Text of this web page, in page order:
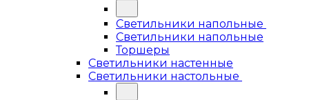
Светильники напольные
Светильники напольные
Торшеры
Светильники настенные
Светильники настольные